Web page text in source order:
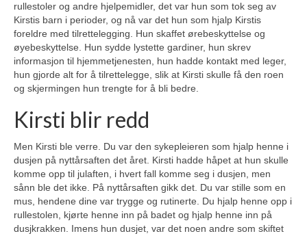
rullestoler og andre hjelpemidler, det var hun som tok seg av
Kirstis barn i perioder, og nå var det hun som hjalp Kirstis
foreldre med tilrettelegging. Hun skaffet ørebeskyttelse og
øyebeskyttelse. Hun sydde lystette gardiner, hun skrev
informasjon til hjemmetjenesten, hun hadde kontakt med leger,
hun gjorde alt for å tilrettelegge, slik at Kirsti skulle få den roen
og skjermingen hun trengte for å bli bedre.
Kirsti blir redd
Men Kirsti ble verre. Du var den sykepleieren som hjalp henne i
dusjen på nyttårsaften det året. Kirsti hadde håpet at hun skulle
komme opp til julaften, i hvert fall komme seg i dusjen, men
sånn ble det ikke. På nyttårsaften gikk det. Du var stille som en
mus, hendene dine var trygge og rutinerte. Du hjalp henne opp i
rullestolen, kjørte henne inn på badet og hjalp henne inn på
dusjkrakken. Imens hun dusjet, var det noen andre som skiftet